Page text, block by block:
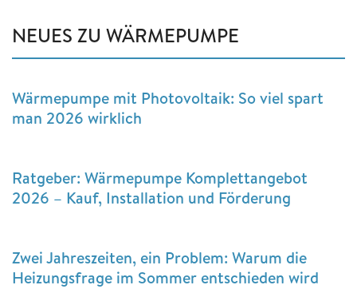
NEUES ZU WÄRMEPUMPE
Wärmepumpe mit Photovoltaik: So viel spart
man 2026 wirklich
Ratgeber: Wärmepumpe Komplettangebot
2026 – Kauf, Installation und Förderung
Zwei Jahreszeiten, ein Problem: Warum die
Heizungsfrage im Sommer entschieden wird